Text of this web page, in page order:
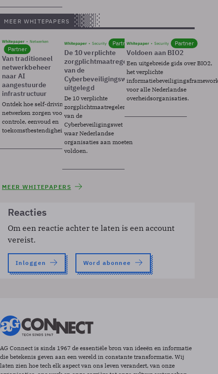
MEER WHITEPAPERS
Whitepaper Netwerken
Partner
Van traditioneel
netwerkbeheer
naar AI
aangestuurde
infrastructuur
Ontdek hoe self-driving
netwerken zorgen voor
controle, eenvoud en
toekomstbestendigheid.
Whitepaper Security Partner
De 10 verplichte
zorgplichtmaatregelen
van de
Cyberbeveiligingswet
uitgelegd
De 10 verplichte
zorgplichtmaatregelen
van de
Cyberbeveiligingswet
waar Nederlandse
organisaties aan moeten
voldoen.
Whitepaper Security Partner
Voldoen aan BIO2
Een uitgebreide gids over BIO2,
het verplichte
voor alle Nederlandse
overheidsorganisaties.
MEER WHITEPAPERS
Reacties
Om een reactie achter te laten is een account
vereist.
Inloggen Word abonnee
AG Connect is sinds 1967 de essentiële bron van ideeën en informatie
die betekenis geven aan een wereld in constante transformatie. Wij
laten zien hoe tech elk aspect van ons leven verandert, van onze